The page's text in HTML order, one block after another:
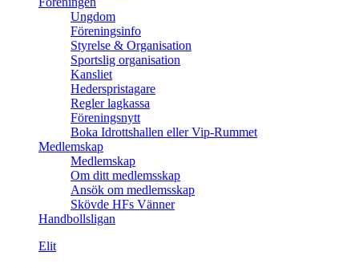
Ungdom
Föreningsinfo
Styrelse & Organisation
Sportslig organisation
Kansliet
Hederspristagare
Regler lagkassa
Föreningsnytt
Boka Idrottshallen eller Vip-Rummet
Medlemskap
Medlemskap
Om ditt medlemsskap
Ansök om medlemsskap
Skövde HFs Vänner
Handbollsligan
Elit